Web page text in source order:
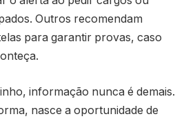
Outros recomendam
para garantir provas, caso
informação nunca é demais.
nasce a oportunidade de